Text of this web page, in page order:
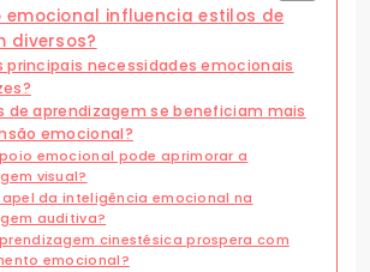
emocional influencia estilos de
diversos?
principais necessidades emocionais
de aprendizagem se beneficiam mais
emocional?
emocional pode aprimorar a
visual?
da inteligência emocional na
auditiva?
cinestésica prospera com
emocional?